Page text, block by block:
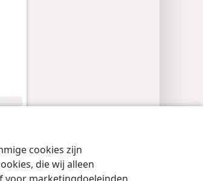
cookies zijn
die wij alleen